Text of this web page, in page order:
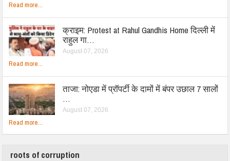
Read more...
क्राइम: Protest at Rahul Gandhis Home दिल्ली में
राहुल गा…
August 07, 2026
Read more...
ताजा: नोएडा में प्रॉपर्टी के दामों में बंपर उछाल 7 सालों
…
August 07, 2026
Read more...
roots of corruption